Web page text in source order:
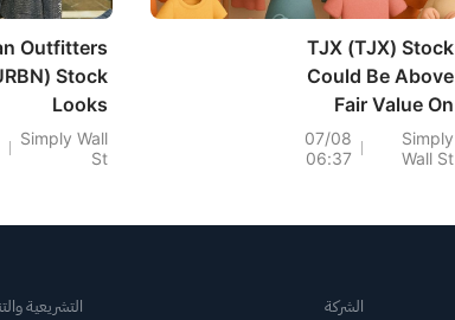
TJX (TJX) Stock
Could Be Above
Fair Value On
Premium Earnings
Simply
Wall St
07/08
06:37
Outfitters
Stock
Looks
As Its
Run Raises
Simply Wall
St
الشركة
التشريعية